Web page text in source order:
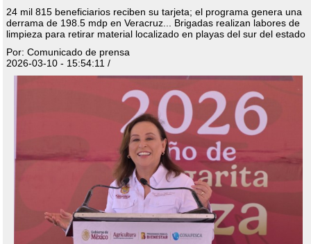
24 mil 815 beneficiarios reciben su tarjeta; el programa genera una
derrama de 198.5 mdp en Veracruz... Brigadas realizan labores de
limpieza para retirar material localizado en playas del sur del estado
Por: Comunicado de prensa
2026-03-10 - 15:54:11 /